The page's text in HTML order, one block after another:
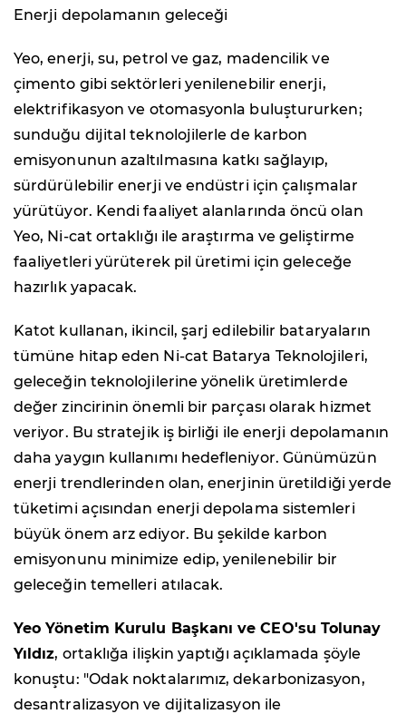
Enerji depolamanın geleceği
Yeo, enerji, su, petrol ve gaz, madencilik ve
çimento gibi sektörleri yenilenebilir enerji,
elektrifikasyon ve otomasyonla buluştururken;
sunduğu dijital teknolojilerle de karbon
emisyonunun azaltılmasına katkı sağlayıp,
sürdürülebilir enerji ve endüstri için çalışmalar
yürütüyor. Kendi faaliyet alanlarında öncü olan
Yeo, Ni-cat ortaklığı ile araştırma ve geliştirme
faaliyetleri yürüterek pil üretimi için geleceğe
hazırlık yapacak.
Katot kullanan, ikincil, şarj edilebilir bataryaların
tümüne hitap eden Ni-cat Batarya Teknolojileri,
geleceğin teknolojilerine yönelik üretimlerde
değer zincirinin önemli bir parçası olarak hizmet
veriyor. Bu stratejik iş birliği ile enerji depolamanın
daha yaygın kullanımı hedefleniyor. Günümüzün
enerji trendlerinden olan, enerjinin üretildiği yerde
tüketimi açısından enerji depolama sistemleri
büyük önem arz ediyor. Bu şekilde karbon
emisyonunu minimize edip, yenilenebilir bir
geleceğin temelleri atılacak.
Yeo Yönetim Kurulu Başkanı ve CEO'su Tolunay
Yıldız, ortaklığa ilişkin yaptığı açıklamada şöyle
konuştu: "Odak noktalarımız, dekarbonizasyon,
desantralizasyon ve dijitalizasyon ile